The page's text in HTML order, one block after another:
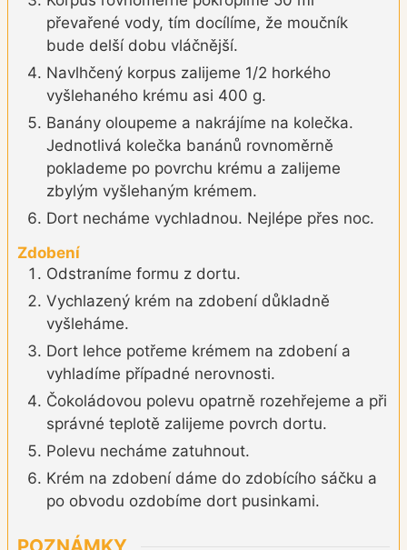
převařené vody, tím docílíme, že moučník
bude delší dobu vláčnější.
Navlhčený korpus zalijeme 1/2 horkého
vyšlehaného krému asi 400 g.
Banány oloupeme a nakrájíme na kolečka.
Jednotlivá kolečka banánů rovnoměrně
poklademe po povrchu krému a zalijeme
zbylým vyšlehaným krémem.
Dort necháme vychladnou. Nejlépe přes noc.
Zdobení
Odstraníme formu z dortu.
Vychlazený krém na zdobení důkladně
vyšleháme.
Dort lehce potřeme krémem na zdobení a
vyhladíme případné nerovnosti.
Čokoládovou polevu opatrně rozehřejeme a při
správné teplotě zalijeme povrch dortu.
Polevu necháme zatuhnout.
Krém na zdobení dáme do zdobícího sáčku a
po obvodu ozdobíme dort pusinkami.